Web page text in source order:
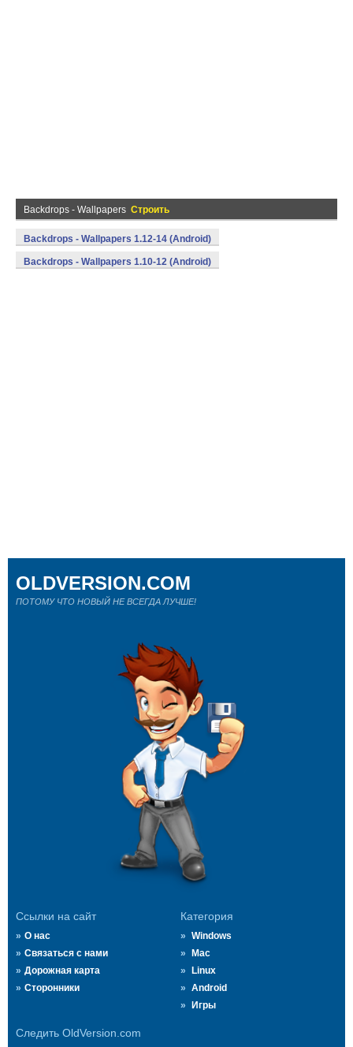
Backdrops - Wallpapers Строить
Backdrops - Wallpapers 1.12-14 (Android)
Backdrops - Wallpapers 1.10-12 (Android)
Ссылки на сайт
О нас
Связаться с нами
Дорожная карта
Сторонники
Категория
Windows
Mac
Linux
Android
Игры
Следить OldVersion.com
OLDVERSION.COM
ПОТОМУ ЧТО НОВЫЙ НЕ ВСЕГДА ЛУЧШЕ!